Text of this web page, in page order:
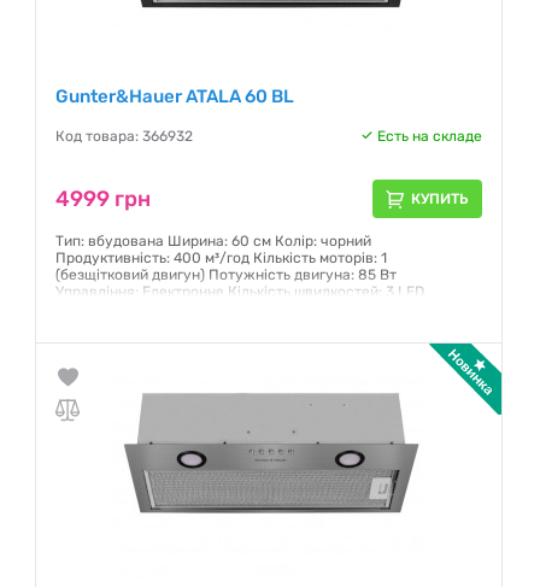
Gunter&Hauer ATALA 60 BL
Код товара: 366932 Есть на складе
4999 грн КУПИТЬ
Тип: вбудована Ширина: 60 см Колір: чорний
Продуктивність: 400 м³/год Кількість моторів: 1
(безщітковий двигун) Потужність двигуна: 85 Вт
Управління: Електронне Кількість швидкостей: 3 LED
Гарантия:12 месяцев